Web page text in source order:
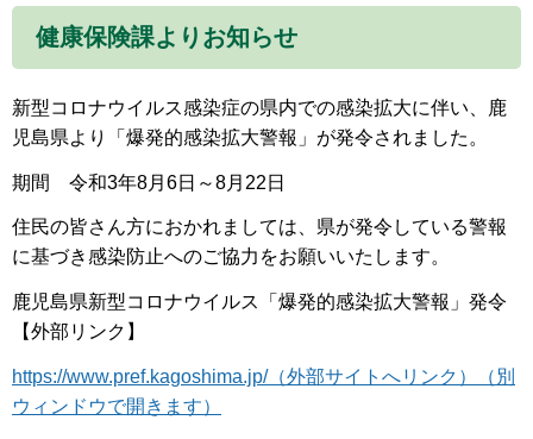
健康保険課よりお知らせ
新型コロナウイルス感染症の県内での感染拡大に伴い、鹿
児島県より「爆発的感染拡大警報」が発令されました。
期間 令和3年8月6日～8月22日
住民の皆さん方におかれましては、県が発令している警報
に基づき感染防止へのご協力をお願いいたします。
鹿児島県新型コロナウイルス「爆発的感染拡大警報」発令
【外部リンク】
https://www.pref.kagoshima.jp/（外部サイトへリンク）（別
ウィンドウで開きます）